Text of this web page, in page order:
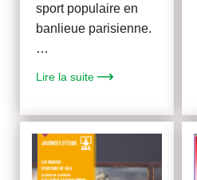
sport populaire en
banlieue parisienne.
…
Lire la suite